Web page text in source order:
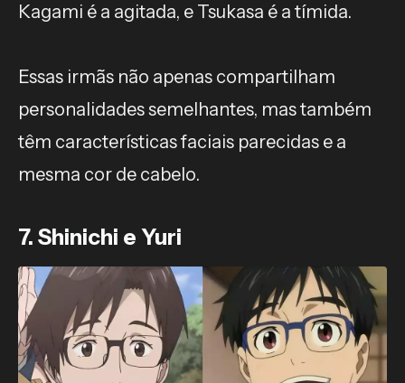
Kagami é a agitada, e Tsukasa é a tímida.
Essas irmãs não apenas compartilham
personalidades semelhantes, mas também
têm características faciais parecidas e a
mesma cor de cabelo.
7. Shinichi e Yuri